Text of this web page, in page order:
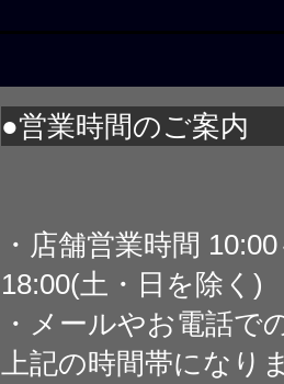
●営業時間のご案内
・店舗営業時間
18:00(土・日を除く)
・メールやお電話で
上記の時間帯になり